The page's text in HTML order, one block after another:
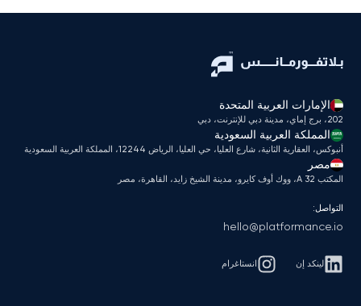
الإمارات العربية المتحدة
202، برج إماي، مدينة دبي للإنترنت، دبي
المملكة العربية السعودية
أنبوكس، العقارية الثانية، شارع العليا، حي العليا، الرياض 12244، المملكة العربية السعودية
مصر
المكتب A 32، ووك أوف كايرو، مدينة الشيخ زايد، القاهرة، مصر
التواصل:
hello@platformance.io
لينكد إن انستاغرام